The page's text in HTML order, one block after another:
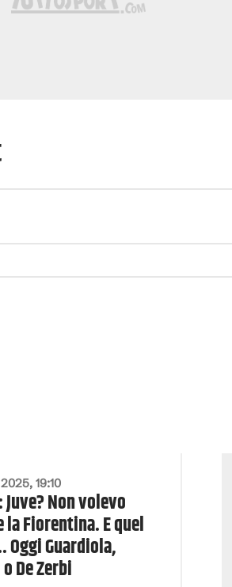
19:10
Non volevo
la Fiorentina. E quel
Oggi Guardiola,
De Zerbi